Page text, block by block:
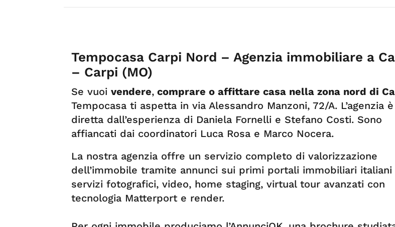
Tempocasa Carpi Nord – Agenzia immobiliare a
– Carpi (MO)
Se vuoi vendere, comprare o affittare casa nella zona nord di
Tempocasa ti aspetta in via Alessandro Manzoni, 72/A. L’agenzia è
diretta dall’esperienza di Daniela Fornelli e Stefano Costi. Sono
affiancati dai coordinatori Luca Rosa e Marco Nocera.
La nostra agenzia offre un servizio completo di valorizzazione
dell’immobile tramite annunci sui primi portali immobiliari italiani
servizi fotografici, video, home staging, virtual tour avanzati con
tecnologia Matterport e render.